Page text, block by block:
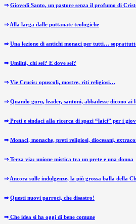
⇒ Giovedì Santo, un pastore senza il profumo di
⇒ Alla larga dalle puttanate teologiche
⇒ Una lezione di antichi monaci per tutti…
⇒ Umiltà, chi sei? E dove sei?
⇒ Vie Crucis: opuscoli, mostre, riti religiosi…
⇒ Quando guru, leader, santoni, abbadesse dicono
⇒ Preti e sindaci alla ricerca di spazi “laici” per i
⇒ Monaci, monache, preti religiosi, diocesani,
⇒ Terza via: unione mistica tra un prete e una donna
⇒ Ancora sulle indulgenze, la più grossa balla della
⇒ Questi nuovi parroci, che disastro!
⇒ Che idea si ha oggi di bene comune